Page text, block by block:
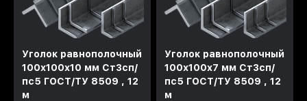
Уголок равнополочный
100x100x10 мм Ст3сп/
пс5 ГОСТ/ТУ 8509 , 12
м
Уголок равнополочный
100x100x7 мм Ст3сп/
пс5 ГОСТ/ТУ 8509 , 12
м